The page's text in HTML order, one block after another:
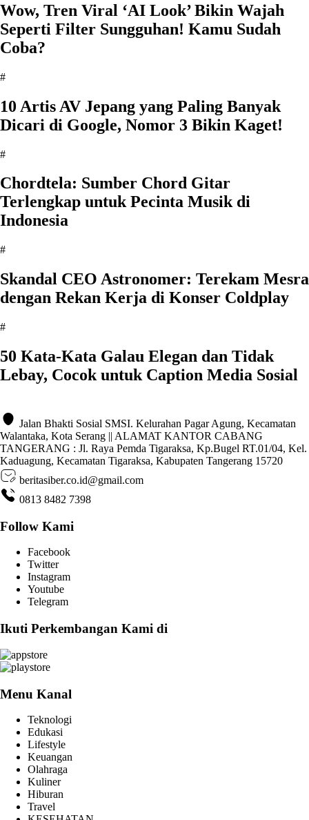
Wow, Tren Viral ‘AI Look’ Bikin Wajah
Seperti Filter Sungguhan! Kamu Sudah
Coba?
#
10 Artis AV Jepang yang Paling Banyak
Dicari di Google, Nomor 3 Bikin Kaget!
#
Chordtela: Sumber Chord Gitar
Terlengkap untuk Pecinta Musik di
Indonesia
#
Skandal CEO Astronomer: Terekam Mesra
dengan Rekan Kerja di Konser Coldplay
#
50 Kata-Kata Galau Elegan dan Tidak
Lebay, Cocok untuk Caption Media Sosial
Jalan Bhakti Sosial SMSI. Kelurahan Pagar Agung, Kecamatan
Walantaka, Kota Serang || ALAMAT KANTOR CABANG
TANGERANG : Jl. Raya Pemda Tigaraksa, Kp.Bugel RT.01/04, Kel.
Kaduagung, Kecamatan Tigaraksa, Kabupaten Tangerang 15720
beritasiber.co.id@gmail.com
0813 8482 7398
Follow Kami
Facebook
Twitter
Instagram
Youtube
Telegram
Ikuti Perkembangan Kami di
Menu Kanal
Teknologi
Edukasi
Lifestyle
Keuangan
Olahraga
Kuliner
Hiburan
Travel